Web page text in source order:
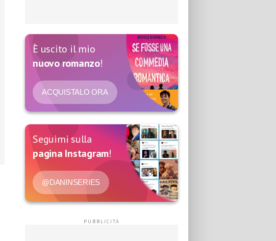
È uscito il mio
nuovo romanzo!
ACQUISTALO ORA
Seguimi sulla
pagina Instagram!
@DANINSERIES